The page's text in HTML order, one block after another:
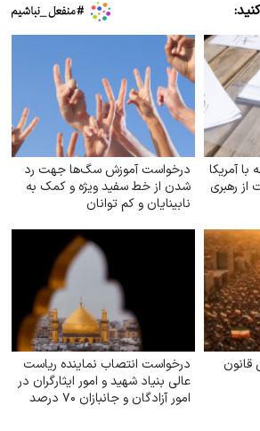
آمریکا
رهبری
درخواست آموزش سگ‌ها جهت رد
شدن از خط سفید ویژه و کمک به
نابینایان و کم توانان
درخواست انتصاب نماینده ریاست
عالی بنیاد شهید و امور ایثارگران در
امور آزادگان و جانبازان ۷۰ درصد